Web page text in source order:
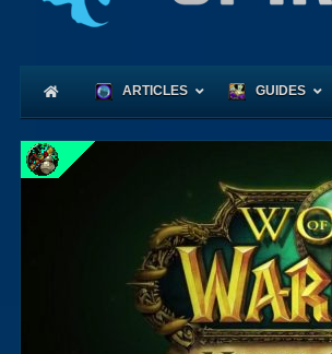
ARTICLES GUIDES